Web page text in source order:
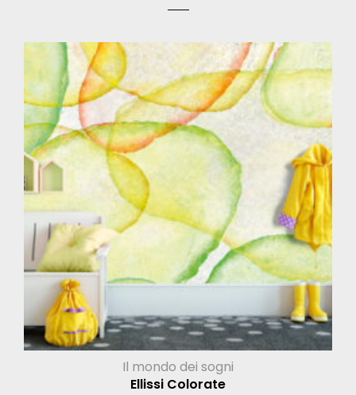
Il mondo dei sogni
Ellissi Colorate